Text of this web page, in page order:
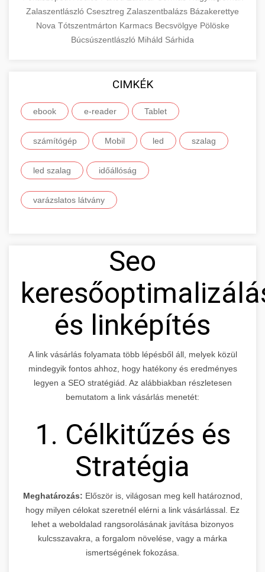
Zalaszentlászló Csesztreg Zalaszentbalázs Bázakerettye
Nova Tótszentmárton Karmacs Becsvölgye Pölöske
Búcsúszentlászló Miháld Sárhida
CIMKÉK
ebook e-reader Tablet
számítógép Mobil led szalag
led szalag időállóság
varázslatos látvány
Seo
és linképítés
A link vásárlás folyamata több lépésből áll, melyek közül
mindegyik fontos ahhoz, hogy hatékony és eredményes
legyen a SEO stratégiád. Az alábbiakban részletesen
bemutatom a link vásárlás menetét:
1. Célkitűzés és
Stratégia
Meghatározás: Először is, világosan meg kell határoznod,
hogy milyen célokat szeretnél elérni a link vásárlással. Ez
lehet a weboldalad rangsorolásának javítása bizonyos
kulcsszavakra, a forgalom növelése, vagy a márka
ismertségének fokozása.